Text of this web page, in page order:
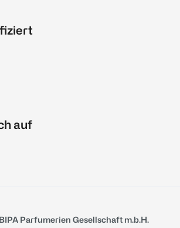
auf
Parfumerien Gesellschaft m.b.H.